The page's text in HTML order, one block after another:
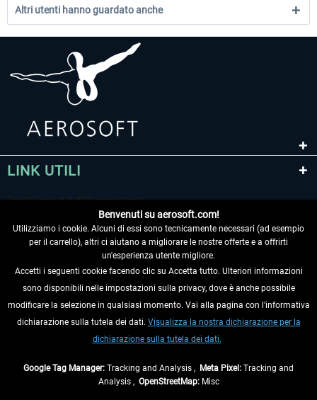
Altri utenti hanno guardato anche
LINK UTILI
RECEDERE DAL CONTRATTO
INFORMAZIONI
Benvenuti su aerosoft.com!
Utilizziamo i cookie. Alcuni di essi sono tecnicamente necessari (ad esempio
per il carrello), altri ci aiutano a migliorare le nostre offerte e a offrirti
un'esperienza utente migliore.
Accetti i seguenti cookie facendo clic su Accetta tutto. Ulteriori informazioni
sono disponibili nelle impostazioni sulla privacy, dove è anche possibile
modificare la selezione in qualsiasi momento. Vai alla pagina con l'informativa
dichiarazione sulla tutela dei dati. Visualizza la nostra dichiarazione per la
dichiarazione sulla tutela dei dati.
Google Tag Manager: Tracking and Analysis , Meta Pixel: Tracking and
Analysis , OpenStreetMap:Misc